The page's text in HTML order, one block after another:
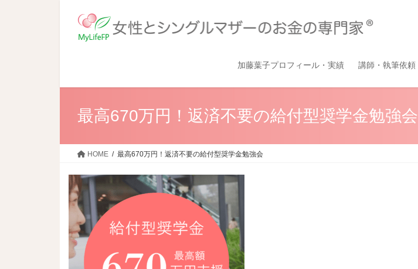
加藤葉子プロフィール・実績 講師・執筆依頼
最高670万円！返済不要の給付型奨学金勉強会
HOME 最高670万円！返済不要の給付型奨学金勉強会